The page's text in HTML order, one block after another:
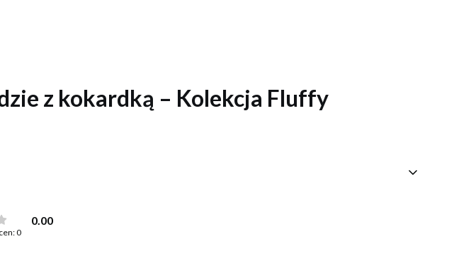
z kokardką – Kolekcja Fluffy
0.00
0